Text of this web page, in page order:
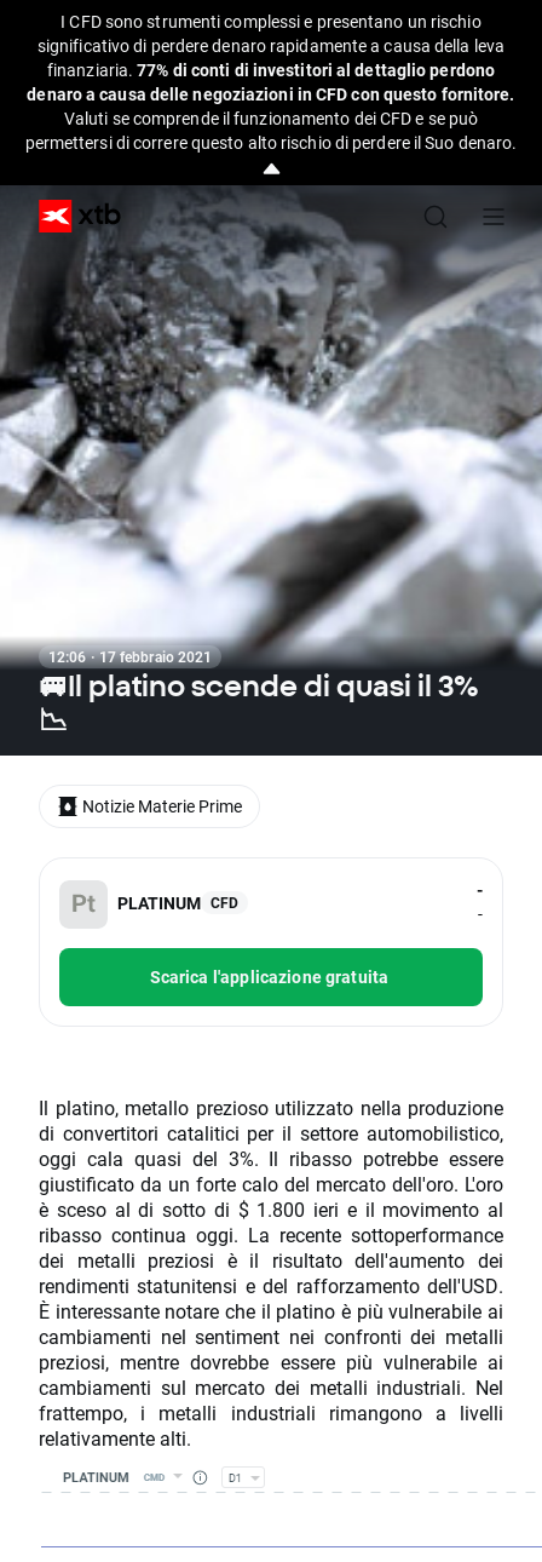
I CFD sono strumenti complessi e presentano un rischio
significativo di perdere denaro rapidamente a causa della leva
finanziaria.77% di conti di investitori al dettaglio perdono
denaro a causa delle negoziazioni in CFD con questo fornitore.
Valuti se comprende il funzionamento dei CFD e se può
permettersi di correre questo alto rischio di perdere il Suo denaro.
12:06 · 17 febbraio 2021
🚐Il platino scende di quasi il 3%
📉
PLATINUM CFD
-
-
Scarica l'applicazione gratuita
Il platino, metallo prezioso utilizzato nella produzione
di convertitori catalitici per il settore automobilistico,
oggi cala quasi del 3%. Il ribasso potrebbe essere
giustificato da un forte calo del mercato dell'oro. L'oro
è sceso al di sotto di $ 1.800 ieri e il movimento al
ribasso continua oggi. La recente sottoperformance
dei metalli preziosi è il risultato dell'aumento dei
rendimenti statunitensi e del rafforzamento dell'USD.
È interessante notare che il platino è più vulnerabile ai
cambiamenti nel sentiment nei confronti dei metalli
preziosi, mentre dovrebbe essere più vulnerabile ai
cambiamenti sul mercato dei metalli industriali. Nel
frattempo, i metalli industriali rimangono a livelli
relativamente alti.
Notizie Materie Prime